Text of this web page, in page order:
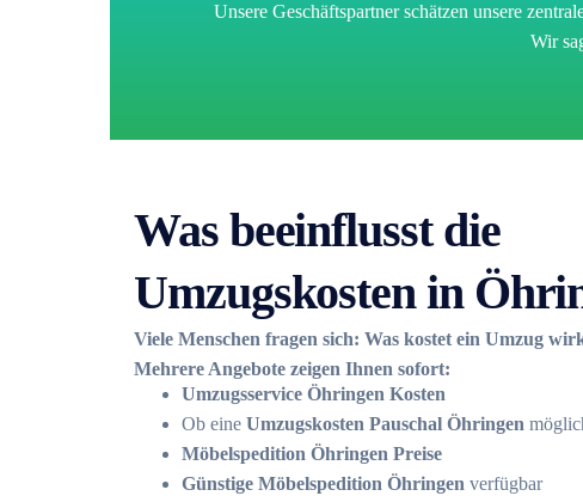
Unsere Geschäftspartner schätzen unsere
Wir
Was beeinflusst die
Umzugskosten in
Viele Menschen fragen sich: Was kostet ein Umzug
Mehrere Angebote zeigen Ihnen sofort:
Umzugsservice Öhringen Kosten
Ob eine Umzugskosten Pauschal Öhringen
Möbelspedition Öhringen Preise
Günstige Möbelspedition Öhringen verfügbar